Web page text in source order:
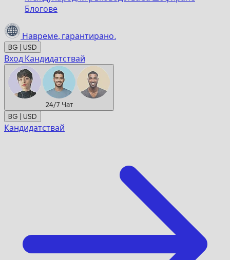
Блогове
Навреме, гарантирано.
BG | USD
Вход Кандидатствай
24/7 Чат
BG | USD
Кандидатствай